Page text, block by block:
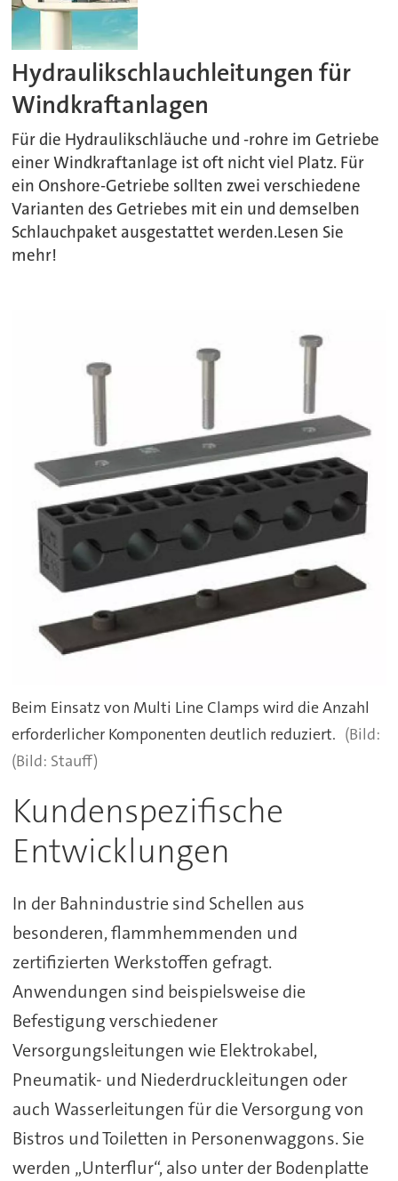
Hydraulikschlauchleitungen für
Windkraftanlagen
Für die Hydraulikschläuche und -rohre im Getriebe
einer Windkraftanlage ist oft nicht viel Platz. Für
ein Onshore-Getriebe sollten zwei verschiedene
Varianten des Getriebes mit ein und demselben
Schlauchpaket ausgestattet werden.Lesen Sie
mehr!
Beim Einsatz von Multi Line Clamps wird die Anzahl
erforderlicher Komponenten deutlich reduziert.
(Bild: Stauff)
Kundenspezifische
Entwicklungen
In der Bahnindustrie sind Schellen aus
besonderen, flammhemmenden und
zertifizierten Werkstoffen gefragt.
Anwendungen sind beispielsweise die
Befestigung verschiedener
Versorgungsleitungen wie Elektrokabel,
Pneumatik- und Niederdruckleitungen oder
auch Wasserleitungen für die Versorgung von
Bistros und Toiletten in Personenwaggons. Sie
werden „Unterflur“, also unter der Bodenplatte